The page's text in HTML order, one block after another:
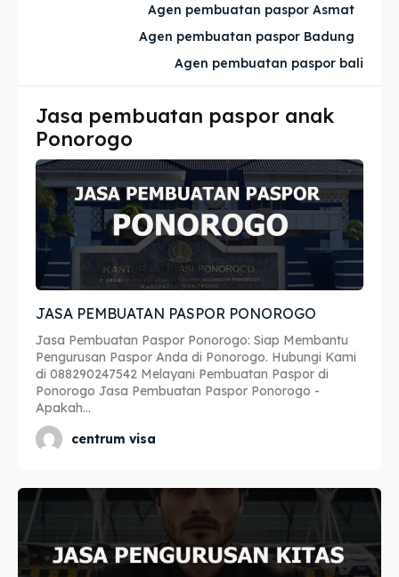
Imta
Legalisir
Apostille
Penerjemah
Asuransi
Imta
Legalisir
Apostille
Penerjemah
Asuransi
Agen pembuatan paspor Asmat
Agen pembuatan paspor Badung
Agen pembuatan paspor bali
Jasa pembuatan paspor anak
Ponorogo
JASA PEMBUATAN PASPOR PONOROGO
Jasa Pembuatan Paspor Ponorogo: Siap Membantu
Pengurusan Paspor Anda di Ponorogo. Hubungi Kami
di 088290247542 Melayani Pembuatan Paspor di
Ponorogo Jasa Pembuatan Paspor Ponorogo -
Apakah...
centrum visa